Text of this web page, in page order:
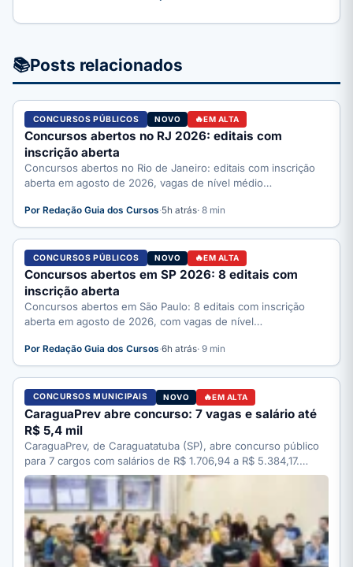
📚Posts relacionados
CONCURSOS PÚBLICOS NOVO EM ALTA
Concursos abertos no RJ 2026: editais com
inscrição aberta
Concursos abertos no Rio de Janeiro: editais com inscrição
aberta em agosto de 2026, vagas de nível médio…
Por Redação Guia dos Cursos·5h atrás· 8 min
CONCURSOS PÚBLICOS NOVO EM ALTA
Concursos abertos em SP 2026: 8 editais com
inscrição aberta
Concursos abertos em São Paulo: 8 editais com inscrição
aberta em agosto de 2026, com vagas de nível…
Por Redação Guia dos Cursos·6h atrás· 9 min
CONCURSOS MUNICIPAIS NOVO EM ALTA
CaraguaPrev abre concurso: 7 vagas e salário até
R$ 5,4 mil
CaraguaPrev, de Caraguatatuba (SP), abre concurso público
para 7 cargos com salários de R$ 1.706,94 a R$ 5.384,17.…